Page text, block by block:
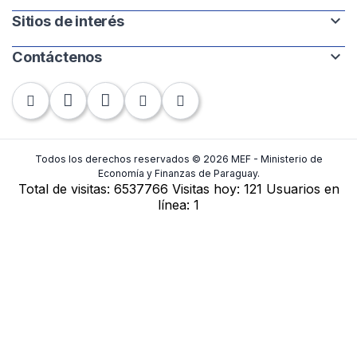
Intranet
Mapa del sitio
Sitios de interés expand_more
Paraguay.gov.py
Banco Central del Paraguay
Contraloría General de la República
Contáctenos expand_more
Chile 252 | 1220. Asunción, Paraguay
Tel: +595-21 440-010
Fax: +595-21 448-283
Contactos
Todos los derechos reservados © 2026 MEF - Ministerio de
Economía y Finanzas de Paraguay.
Total de visitas: 6537766 Visitas hoy: 121 Usuarios en
línea: 1